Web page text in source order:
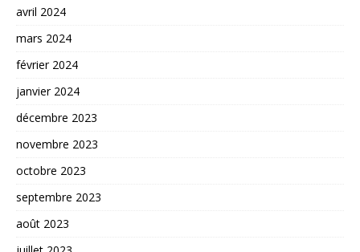
avril 2024
mars 2024
février 2024
janvier 2024
décembre 2023
novembre 2023
octobre 2023
septembre 2023
août 2023